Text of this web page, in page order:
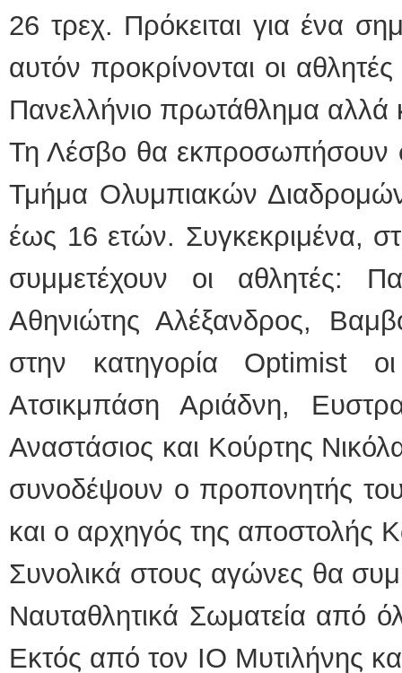
26 τρεχ. Πρόκειται για ένα
αυτόν προκρίνονται οι
Πανελλήνιο πρωτάθλημα αλλά
Τη Λέσβο θα εκπροσωπήσουν
Τμήμα Ολυμπιακών
έως 16 ετών. Συγκεκριμένα,
συμμετέχουν οι αθλητές:
Αθηνιώτης Αλέξανδρος,
στην κατηγορία Optimist
Ατσικμπάση Αριάδνη,
Αναστάσιος και Κούρτης
συνοδέψουν ο προπονητής
και ο αρχηγός της αποστολής
Συνολικά στους αγώνες θα
Ναυταθλητικά Σωματεία από
Εκτός από τον ΙΟ Μυτιλήνης